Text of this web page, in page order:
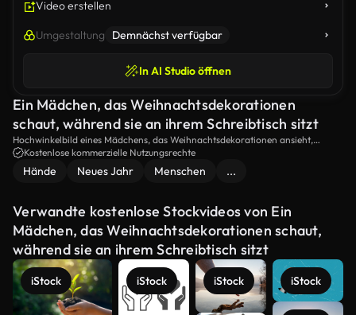
Video erstellen
Umgestaltung Demnächst verfügbar
In AI Studio öffnen
Ein Mädchen, das Weihnachtsdekorationen
schaut, während sie an ihrem Schreibtisch sitzt
Hochwinkelbild eines Mädchens, das Weihnachtsdekorationen ansieht,
während er an seinem Schreibtisch sitzt.
Kostenlose kommerzielle Nutzungsrechte
Hände Neues Jahr Menschen ...
Verwandte kostenlose Stockvideos von Ein
Mädchen, das Weihnachtsdekorationen schaut,
während sie an ihrem Schreibtisch sitzt
iStock iStock iStock iStock